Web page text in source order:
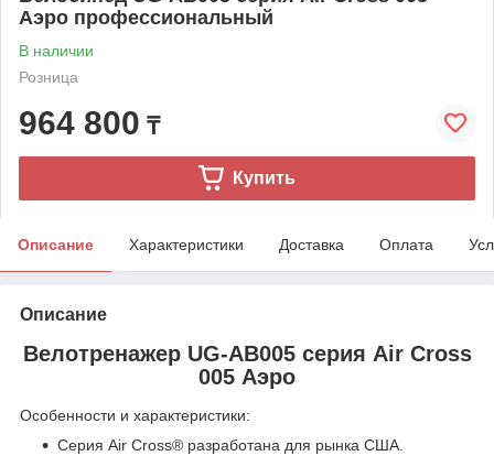
Аэро профессиональный
В наличии
Розница
964 800 ₸
Купить
Описание Характеристики Доставка Оплата
Описание
Велотренажер UG-AB005 серия Air Cross
005 Аэро
Особенности и характеристики:
Серия Air Cross® разработана для рынка США.